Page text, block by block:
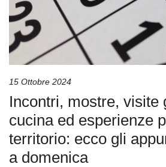
15 Ottobre 2024
Incontri, mostre, visite
cucina ed esperienze
territorio: ecco gli
a domenica